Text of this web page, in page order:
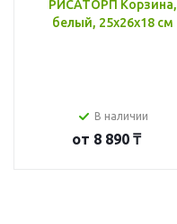
РИСАТОРП Корзина,
белый, 25x26x18 см
В наличии
от 8 890 ₸